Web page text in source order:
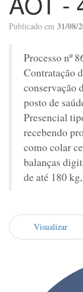
Publicado em 31/08/
Processo nº
Contratação
conservação
posto de
Presencial
recebendo
como colar
balanças
de até 180
Visualizar